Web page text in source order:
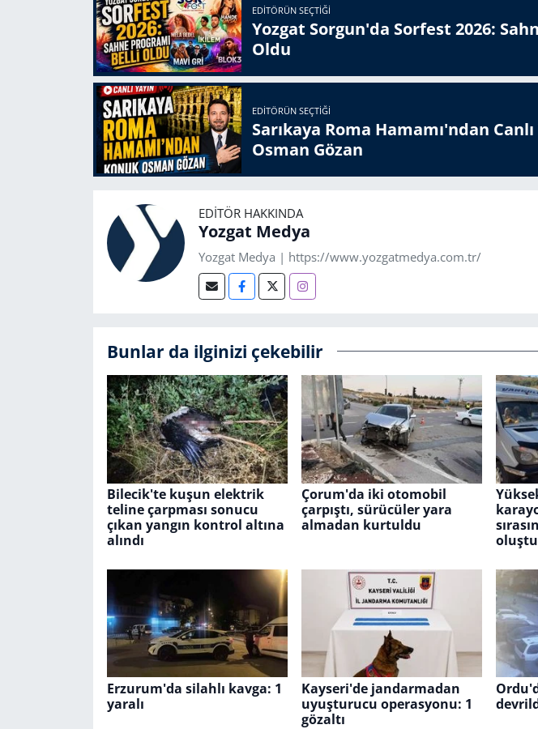
EDITÖRÜN SEÇTIĞI
Yozgat Sorgun'da Sorfest 2026:
Oldu
EDITÖRÜN SEÇTIĞI
Sarıkaya Roma Hamamı'ndan
Osman Gözan
EDITÖR HAKKINDA
Yozgat Medya
Yozgat Medya | https://www.yozgatmedya.com.tr/
Bunlar da ilginizi çekebilir
Bilecik'te kuşun elektrik
teline çarpması sonucu
çıkan yangın kontrol altına
alındı
Çorum'da iki otomobil
çarpıştı, sürücüler yara
almadan kurtuldu
oluştu
Erzurum'da silahlı kavga: 1
yaralı
Kayseri'de jandarmadan
uyuşturucu operasyonu: 1
gözaltı